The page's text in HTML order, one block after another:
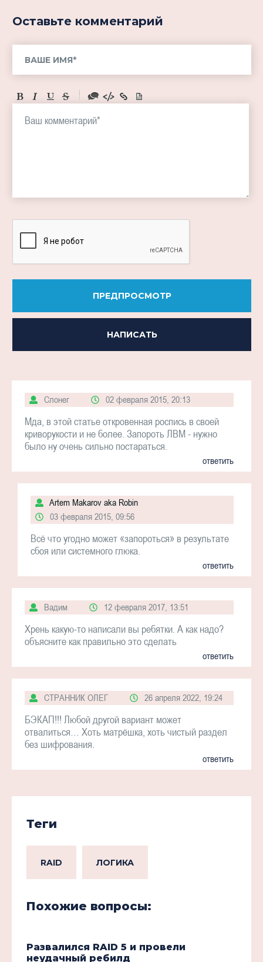
Оставьте комментарий
-
-
-
ПРЕДПРОСМОТР
НАПИСАТЬ
Слонег 02 февраля 2015, 20:13
Мда, в этой статье откровенная роспись в своей
криворукости и не более. Запороть ЛВМ - нужно
было ну очень сильно постараться.
ответить
Artem Makarov aka Robin
03 февраля 2015, 09:56
Всё что угодно может «запороться» в результате
сбоя или системного глюка.
ответить
Вадим 12 февраля 2017, 13:51
Хрень какую-то написали вы ребятки. А как надо?
объясните как правильно это сделать
ответить
СТРАННИК ОЛЕГ 26 апреля 2022, 19:24
БЭКАП!!! Любой другой вариант может
отвалиться… Хоть матрёшка, хоть чистый раздел
без шифрования.
ответить
Теги
RAID ЛОГИКА
Похожие вопросы:
Развалился RAID 5 и провели
неудачный ребилд